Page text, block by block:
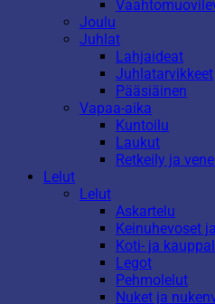
Joulu
Juhlat
Lahjaideat
Juhlatarvikkeet
Pääsiäinen
Vapaa-aika
Kuntoilu
Laukut
Retkeily ja
Lelut
Lelut
Askartelu
Keinuhevoset
Koti- ja
Legot
Pehmolelut
Nuket ja